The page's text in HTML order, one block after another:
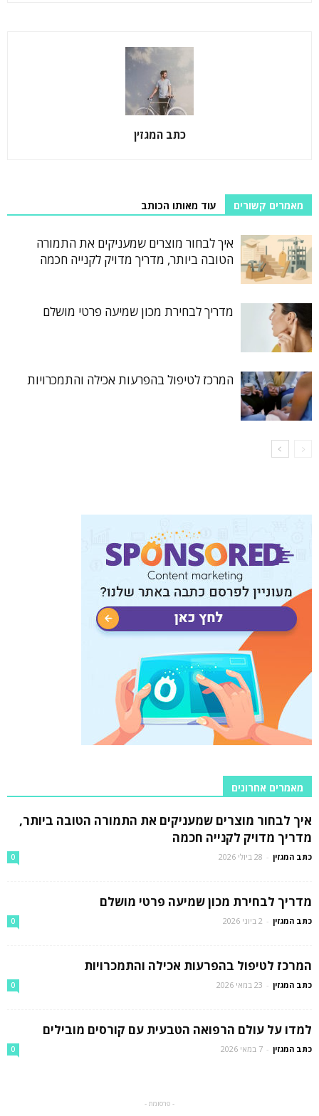
כתב המגזין
מאמרים קשורים עוד מאותו הכותב
איך לבחור מוצרים שמעניקים את התמורה
הטובה ביותר, מדריך מדויק לקנייה חכמה
מדריך לבחירת מכון שמיעה פרטי מושלם
המרכז לטיפול בהפרעות אכילה והתמכרויות
מאמרים אחרונים
איך לבחור מוצרים שמעניקים את התמורה הטובה ביותר,
מדריך מדויק לקנייה חכמה
כתב המגזין - 28 ביולי 2026 0
מדריך לבחירת מכון שמיעה פרטי מושלם
כתב המגזין - 2 ביוני 2026 0
המרכז לטיפול בהפרעות אכילה והתמכרויות
כתב המגזין - 23 במאי 2026 0
למדו על עולם הרפואה הטבעית עם קורסים מובילים
כתב המגזין - 7 במאי 2026 0
- פרסומת -